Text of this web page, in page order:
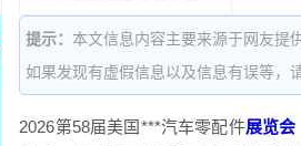
提示： 本文信息内容主要来源于网友提
如果发现有虚假信息以及信息有误等，
2026第58届美国***汽车零配件展览会